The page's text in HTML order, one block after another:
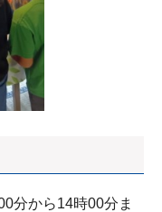
分から14時00分ま